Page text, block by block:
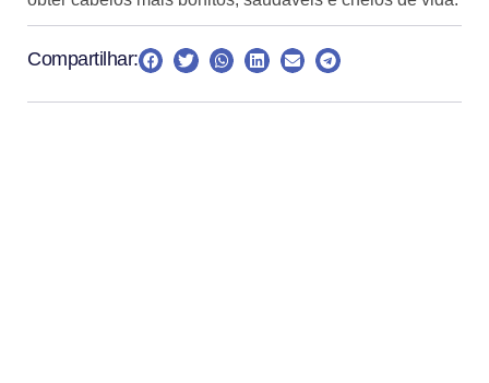
Compartilhar: